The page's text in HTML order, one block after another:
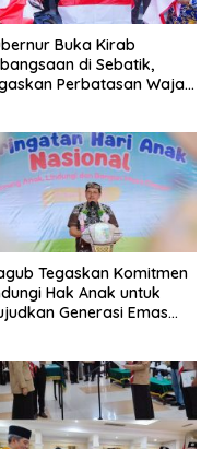
Buka Kirab
di Sebatik,
Perbatasan Wajah
Tegaskan Komitmen
Hak Anak untuk
Generasi Emas